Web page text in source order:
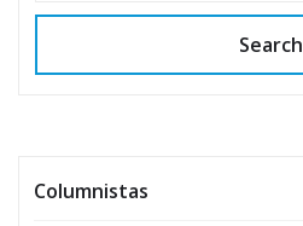
Search
Columnistas